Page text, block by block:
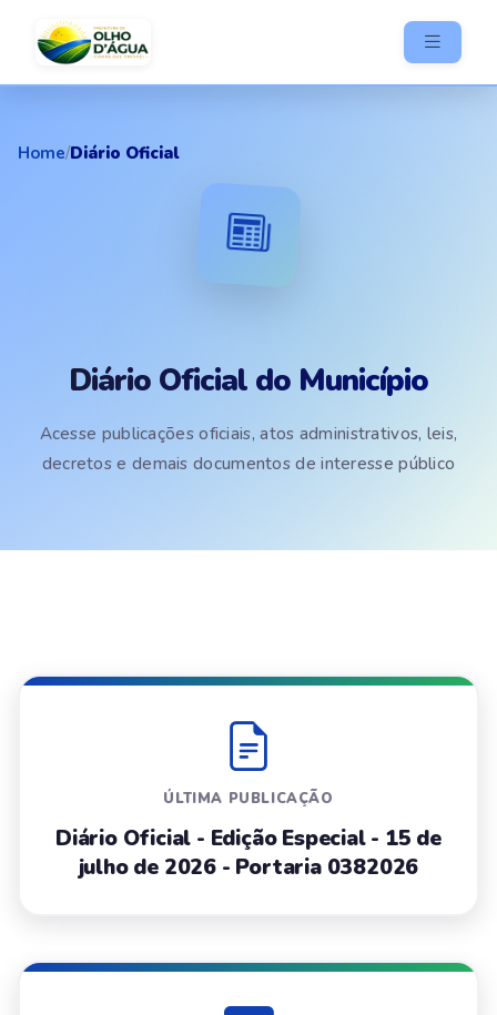
Home/Diário Oficial
Diário Oficial do Município
Acesse publicações oficiais, atos administrativos, leis,
decretos e demais documentos de interesse público
ÚLTIMA PUBLICAÇÃO
Diário Oficial - Edição Especial - 15 de
julho de 2026 - Portaria 0382026